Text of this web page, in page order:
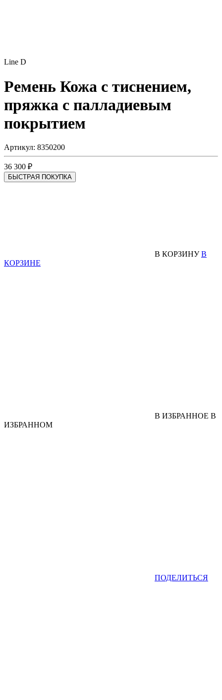
Line D
Ремень Кожа с тиснением,
пряжка с палладиевым
покрытием
Артикул: 8350200
36 300 ₽
БЫСТРАЯ ПОКУПКА
В КОРЗИНУ В
КОРЗИНЕ
В ИЗБРАННОЕ В
ИЗБРАННОМ
ПОДЕЛИТЬСЯ